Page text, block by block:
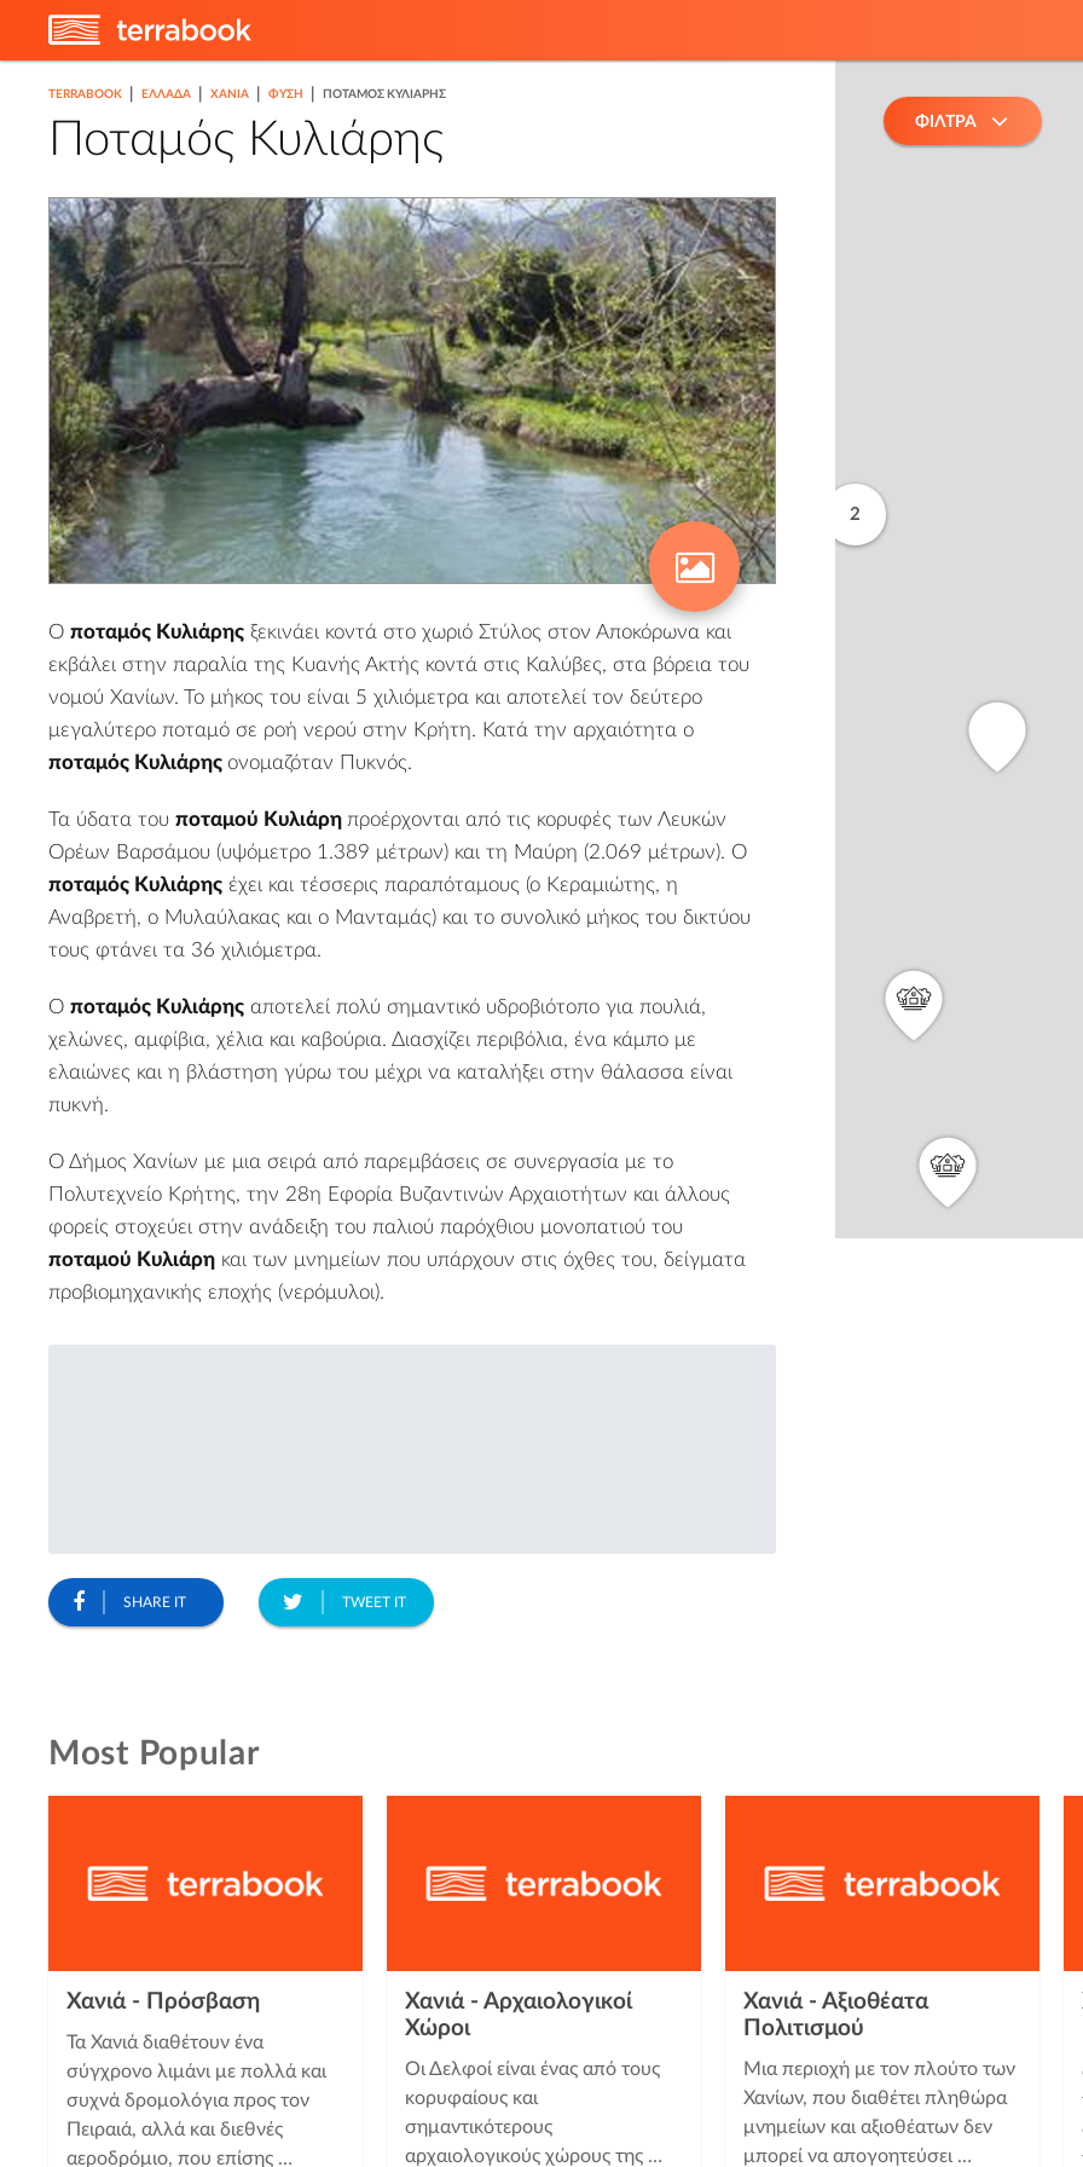
TERRABOOK ΕΛΛΑΔΑ ΧΑΝΙΆ ΦΎΣΗ ΠΟΤΑΜΌΣ ΚΥΛΙΆΡΗΣ
Ποταμός Κυλιάρης
Ο ποταμός Κυλιάρης ξεκινάει κοντά στο χωριό Στύλος στον Αποκόρωνα και
εκβάλει στην παραλία της Κυανής Ακτής κοντά στις Καλύβες, στα βόρεια του
νομού Χανίων. Το μήκος του είναι 5 χιλιόμετρα και αποτελεί τον δεύτερο
μεγαλύτερο ποταμό σε ροή νερού στην Κρήτη. Κατά την αρχαιότητα ο
ποταμός Κυλιάρης ονομαζόταν Πυκνός.
Τα ύδατα του ποταμού Κυλιάρη προέρχονται από τις κορυφές των Λευκών
Ορέων Βαρσάμου (υψόμετρο 1.389 μέτρων) και τη Μαύρη (2.069 μέτρων). Ο
ποταμός Κυλιάρης έχει και τέσσερις παραπόταμους (ο Κεραμιώτης, η
Αναβρετή, ο Μυλαύλακας και ο Μανταμάς) και το συνολικό μήκος του δικτύου
τους φτάνει τα 36 χιλιόμετρα.
Ο ποταμός Κυλιάρης αποτελεί πολύ σημαντικό υδροβιότοπο για πουλιά,
χελώνες, αμφίβια, χέλια και καβούρια. Διασχίζει περιβόλια, ένα κάμπο με
ελαιώνες και η βλάστηση γύρω του μέχρι να καταλήξει στην θάλασσα είναι
πυκνή.
Ο Δήμος Χανίων με μια σειρά από παρεμβάσεις σε συνεργασία με το
Πολυτεχνείο Κρήτης, την 28η Εφορία Βυζαντινών Αρχαιοτήτων και άλλους
φορείς στοχεύει στην ανάδειξη του παλιού παρόχθιου μονοπατιού του
ποταμού Κυλιάρη και των μνημείων που υπάρχουν στις όχθες του, δείγματα
προβιομηχανικής εποχής (νερόμυλοι).
SHARE IT TWEET IT
2
2
ΦΙΛΤΡΑ
Most Popular
Χανιά - Πρόσβαση
Τα Χανιά διαθέτουν ένα
σύγχρονο λιμάνι με πολλά και
συχνά δρομολόγια προς τον
Πειραιά, αλλά και διεθνές
αεροδρόμιο, που επίσης …
Χανιά - Αρχαιολογικοί
Χώροι
Οι Δελφοί είναι ένας από τους
κορυφαίους και
σημαντικότερους
αρχαιολογικούς χώρους της …
Χανιά - Αξιοθέατα
Πολιτισμού
Μια περιοχή με τον πλούτο των
Χανίων, που διαθέτει πληθώρα
μνημείων και αξιοθέατων δεν
μπορεί να απογοητεύσει …